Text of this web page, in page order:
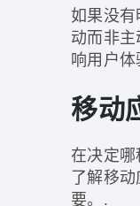
如果没
动而非
响用户体
移动
在决定哪
了解移
要。.